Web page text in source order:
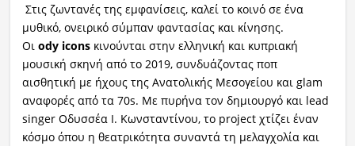
Στις ζωντανές της εμφανίσεις, καλεί το κοινό σε ένα
μυθικό, ονειρικό σύμπαν φαντασίας και κίνησης.
Οι ody iconsκινούνται στην ελληνική και κυπριακή
μουσική σκηνή από το 2019, συνδυάζοντας ποπ
αισθητική με ήχους της Ανατολικής Μεσογείου και glam
αναφορές από τα 70s. Με πυρήνα τον δημιουργό και lead
singer Οδυσσέα Ι. Κωνσταντίνου, το project χτίζει έναν
κόσμο όπου η θεατρικότητα συναντά τη μελαγχολία και